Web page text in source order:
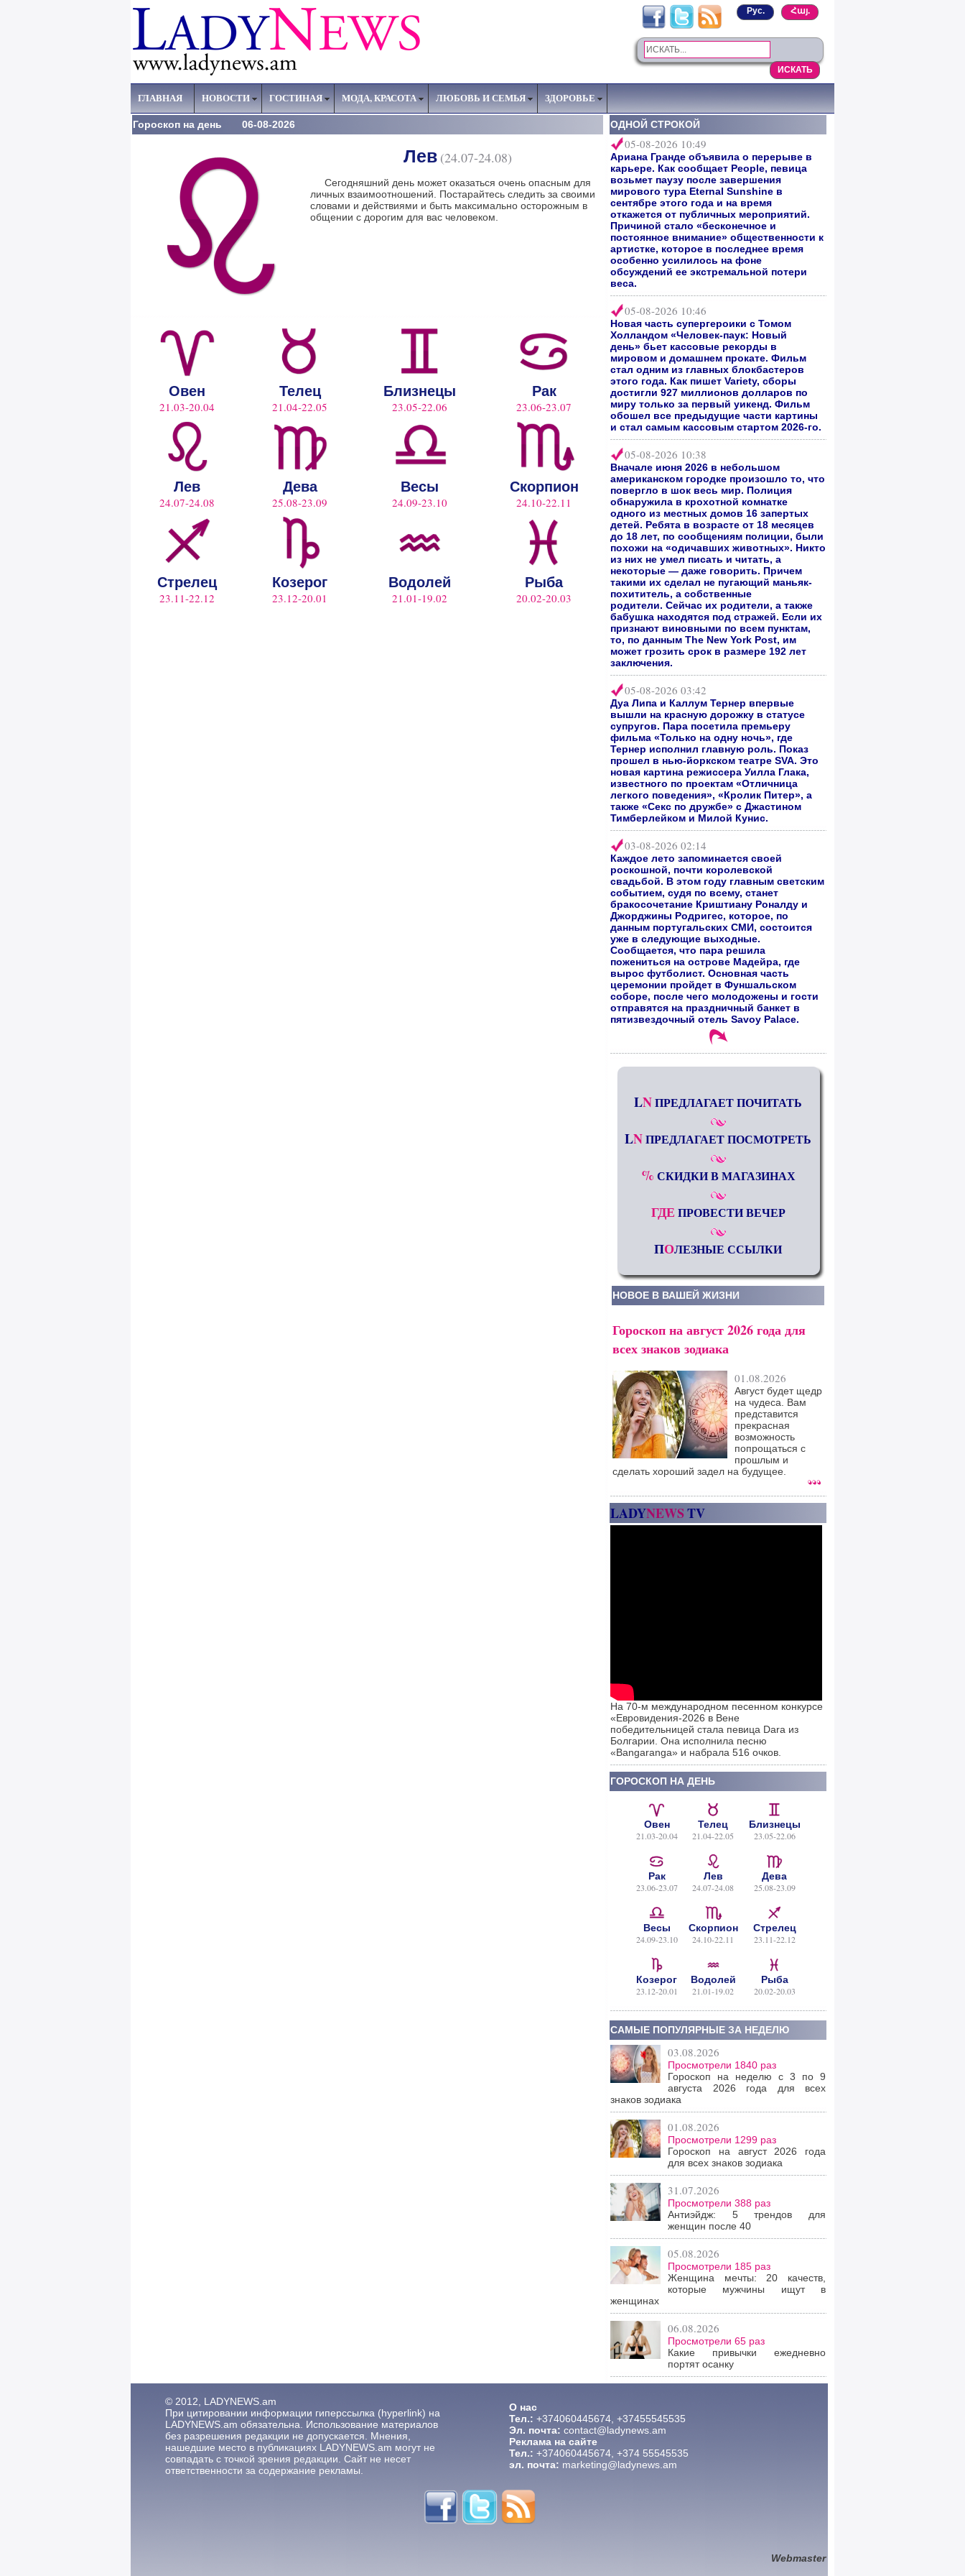
Հայ.
Рус.
ГЛАВНАЯ НОВОСТИ ГОСТИНАЯ МОДА, КРАСОТА ЛЮБОВЬ И СЕМЬЯ ЗДОРОВЬЕ
Гороскоп на день 06-08-2026
Лев (24.07-24.08)
Сегодняшний день может оказаться очень опасным для
личных взаимоотношений. Постарайтесь следить за своими
словами и действиями и быть максимально осторожным в
общении с дорогим для вас человеком.
Овен
21.03-20.04
Телец
21.04-22.05
Близнецы
23.05-22.06
Рак
23.06-23.07
Лев
24.07-24.08
Дева
25.08-23.09
Весы
24.09-23.10
Скорпион
24.10-22.11
Стрелец
23.11-22.12
Козерог
23.12-20.01
Водолей
21.01-19.02
Рыба
20.02-20.03
ОДНОЙ СТРОКОЙ
05-08-2026 10:49
Ариана Гранде объявила о перерыве в
карьере. Как сообщает People, певица
возьмет паузу после завершения
мирового тура Eternal Sunshine в
сентябре этого года и на время
откажется от публичных мероприятий.
Причиной стало «бесконечное и
постоянное внимание» общественности к
артистке, которое в последнее время
особенно усилилось на фоне
обсуждений ее экстремальной потери
веса.
05-08-2026 10:46
Новая часть супергероики с Томом
Холландом «Человек-паук: Новый
день» бьет кассовые рекорды в
мировом и домашнем прокате. Фильм
стал одним из главных блокбастеров
этого года. Как пишет Variety, сборы
достигли 927 миллионов долларов по
миру только за первый уикенд. Фильм
обошел все предыдущие части картины
и стал самым кассовым стартом 2026-го.
05-08-2026 10:38
Вначале июня 2026 в небольшом
американском городке произошло то, что
повергло в шок весь мир. Полиция
обнаружила в крохотной комнатке
одного из местных домов 16 запертых
детей. Ребята в возрасте от 18 месяцев
до 18 лет, по сообщениям полиции, были
похожи на «одичавших животных». Никто
из них не умел писать и читать, а
некоторые — даже говорить. Причем
такими их сделал не пугающий маньяк-
похититель, а собственные
родители. Сейчас их родители, а также
бабушка находятся под стражей. Если их
признают виновными по всем пунктам,
то, по данным The New York Post, им
может грозить срок в размере 192 лет
заключения.
05-08-2026 03:42
Дуа Липа и Каллум Тернер впервые
вышли на красную дорожку в статусе
супругов. Пара посетила премьеру
фильма «Только на одну ночь», где
Тернер исполнил главную роль. Показ
прошел в нью-йоркском театре SVA. Это
новая картина режиссера Уилла Глака,
известного по проектам «Отличница
легкого поведения», «Кролик Питер», а
также «Секс по дружбе» с Джастином
Тимберлейком и Милой Кунис.
03-08-2026 02:14
Каждое лето запоминается своей
роскошной, почти королевской
свадьбой. В этом году главным светским
событием, судя по всему, станет
бракосочетание Криштиану Роналду и
Джорджины Родригес, которое, по
данным португальских СМИ, состоится
уже в следующие выходные.
Сообщается, что пара решила
пожениться на острове Мадейра, где
вырос футболист. Основная часть
церемонии пройдет в Фуншальском
соборе, после чего молодожены и гости
отправятся на праздничный банкет в
пятизвездочный отель Savoy Palace.
LNПРЕДЛАГАЕТ ПОЧИТАТЬ
LNПРЕДЛАГАЕТ ПОСМОТРЕТЬ
% СКИДКИ В МАГАЗИНАХ
ГДЕ ПРОВЕСТИ ВЕЧЕР
ПОЛЕЗНЫЕ ССЫЛКИ
НОВОЕ В ВАШЕЙ ЖИЗНИ
Гороскоп на август 2026 года для
всех знаков зодиака
01.08.2026
Август будет щедр
на чудеса. Вам
представится
прекрасная
возможность
попрощаться с
прошлым и
сделать хороший задел на будущее.
LADYNEWSTV
На 70-м международном песенном конкурсе
«Евровидения-2026 в Вене
победительницей стала певица Dara из
Болгарии. Она исполнила песню
«Bangaranga» и набрала 516 очков.
ГОРОСКОП НА ДЕНЬ
Овен
21.03-20.04
Телец
21.04-22.05
Близнецы
23.05-22.06
Рак
23.06-23.07
Лев
24.07-24.08
Дева
25.08-23.09
Весы
24.09-23.10
Скорпион
24.10-22.11
Стрелец
23.11-22.12
Козерог
23.12-20.01
Водолей
21.01-19.02
Рыба
20.02-20.03
САМЫЕ ПОПУЛЯРНЫЕ ЗА НЕДЕЛЮ
03.08.2026
Просмотрели 1840 раз
Гороскоп на неделю с 3 по 9
августа 2026 года для всех
знаков зодиака
01.08.2026
Просмотрели 1299 раз
Гороскоп на август 2026 года
для всех знаков зодиака
31.07.2026
Просмотрели 388 раз
Антиэйдж: 5 трендов для
женщин после 40
05.08.2026
Просмотрели 185 раз
Женщина мечты: 20 качеств,
которые мужчины ищут в
женщинах
06.08.2026
Просмотрели 65 раз
Какие привычки ежедневно
портят осанку
© 2012, LADYNEWS.am
При цитировании информации гиперссылка (hyperlink) на
LADYNEWS.am обязательна. Использование материалов
без разрешения редакции не допускается. Мнения,
нашедшие место в публикациях LADYNEWS.am могут не
совпадать с точкой зрения редакции. Сайт не несет
ответственности за содержание рекламы.
О нас
Тел.: +374060445674, +37455545535
Эл. почта: contact@ladynews.am
Реклама на сайте
Тел.: +374060445674, +374 55545535
эл. почта: marketing@ladynews.am
Webmaster